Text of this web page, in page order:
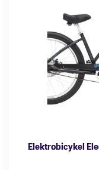
Elektrobicykel